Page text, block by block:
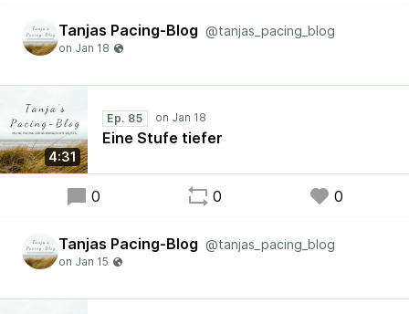
Tanjas Pacing-Blog @tanjas_pacing_blog
4:31
Ep. 85
Eine Stufe tiefer
0 0 0
Tanjas Pacing-Blog @tanjas_pacing_blog